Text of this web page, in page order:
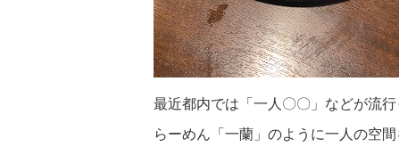
最近都内では「一人〇〇」などが流
らーめん「一蘭」のように一人の空